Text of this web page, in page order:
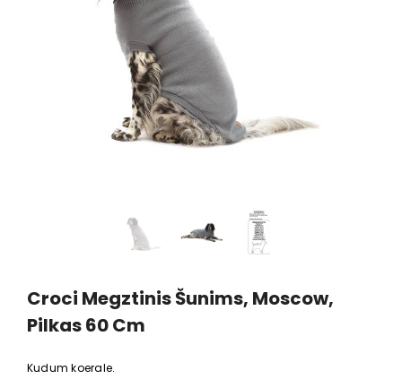
Croci Megztinis Šunims, Moscow,
Pilkas 60 Cm
Kudum koerale.